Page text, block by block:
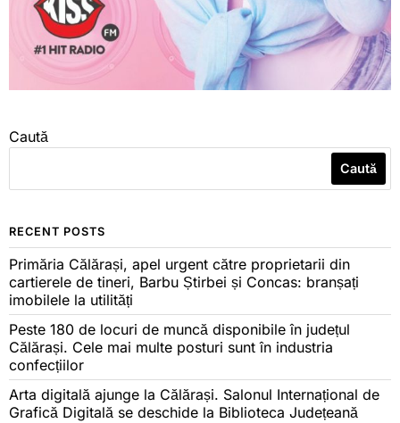
Caută
Caută
RECENT POSTS
Primăria Călărași, apel urgent către proprietarii din
cartierele de tineri, Barbu Știrbei și Concas: branșați
imobilele la utilități
Peste 180 de locuri de muncă disponibile în județul
Călărași. Cele mai multe posturi sunt în industria
confecțiilor
Arta digitală ajunge la Călărași. Salonul Internațional de
Grafică Digitală se deschide la Biblioteca Județeană